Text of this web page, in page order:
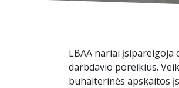
LBAA nariai
darbdavio poreikius.
buhalterinės apskaitos